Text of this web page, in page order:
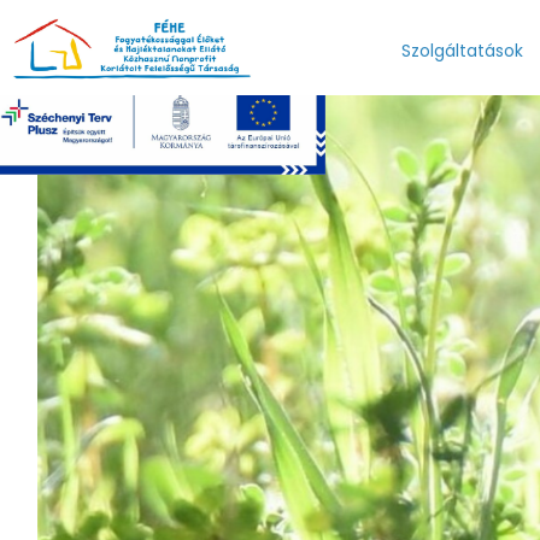
UGRÁS A TARTALOMHOZ
Szolgáltatások
Fogyatékos
Hajléktalan